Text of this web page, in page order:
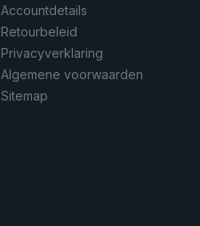
Accountdetails
Retourbeleid
Privacyverklaring
Algemene voorwaarden
Sitemap